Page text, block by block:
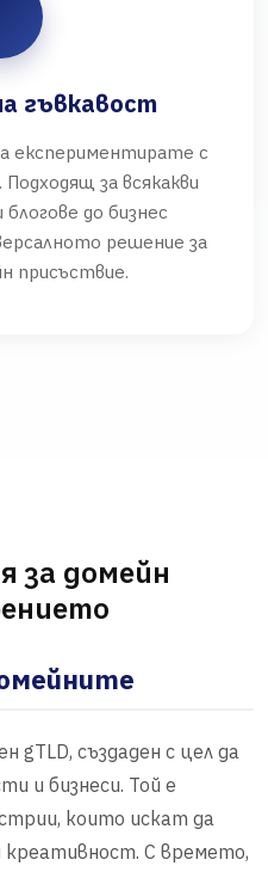
гъвкавост
експериментирате с
за всякакви
до бизнес
решение за
присъствие.
за домейн
gTLD, създаден с цел да
и бизнеси. Той е
които искат да
С времето,